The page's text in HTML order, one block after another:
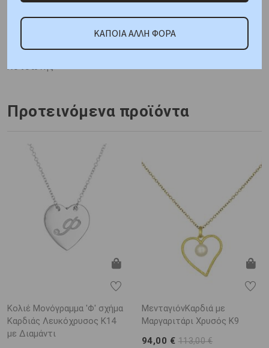
Βάρος : 1,7 gr
Διαστάσεις: Αλυσίδα:43cm
Μοτίφ: Ύψος:12,4mm Πλάτος:14,2mm
Πιστοποίηση :
Κοτσώνης
Προτεινόμενα προϊόντα
Κολιέ Μονόγραμμα 'Φ' σχήμα
Καρδιάς Λευκόχρυσος K14
με Διαμάντι
ΜενταγιόνΚαρδιά με
Μαργαριτάρι Χρυσός K9
94,00 € 113,00 €
ΚΑΠΟΙΑ ΑΛΛΗ ΦΟΡΑ